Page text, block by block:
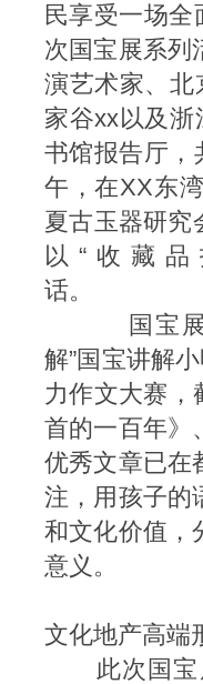
民享受一场
次国宝展系列
演艺术家、北
家谷xx以及
书馆报告厅，
午，在XX东
夏古玉器研究
以“收藏
话
国宝展
解”国宝讲解
力作文大赛，
首的一百年》
优秀文章已在
注，用孩子的
和文化价值，
意义。
文化地产高端
此次国宝展